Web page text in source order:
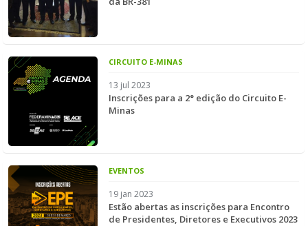
CIRCUITO E-MINAS
13 jul 2023
Inscrições para a 2° edição do Circuito E-
Minas
EVENTOS
19 jan 2023
Estão abertas as inscrições para Encontro
de Presidentes, Diretores e Executivos 2023